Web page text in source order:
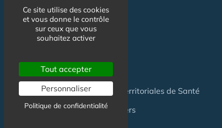
Pôle de Santé
Maison sport-santé
Centre de Soins et de Prévention
Communauté Professionnelles Territoriales de Santé
Hotel Patient & Hôtels Hospitaliers
Ce site utilise des cookies
et vous donne le contrôle
sur ceux que vous
souhaitez activer
Tout accepter
Personnaliser
Politique de confidentialité